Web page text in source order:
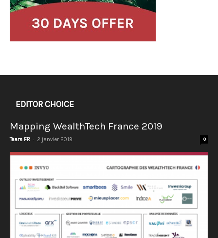
EDITOR CHOICE
Mapping WealthTech France 2019
Team FR - 2 janvier 2019 0